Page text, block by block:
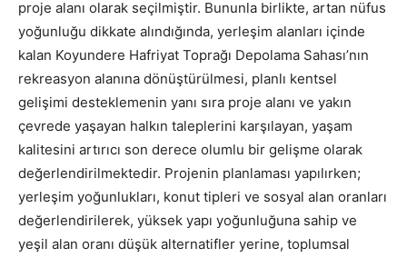
proje alanı olarak seçilmiştir. Bununla birlikte, artan nüfus
yoğunluğu dikkate alındığında, yerleşim alanları içinde
kalan Koyundere Hafriyat Toprağı Depolama Sahası’nın
rekreasyon alanına dönüştürülmesi, planlı kentsel
gelişimi desteklemenin yanı sıra proje alanı ve yakın
çevrede yaşayan halkın taleplerini karşılayan, yaşam
kalitesini artırıcı son derece olumlu bir gelişme olarak
değerlendirilmektedir. Projenin planlaması yapılırken;
yerleşim yoğunlukları, konut tipleri ve sosyal alan oranları
değerlendirilerek, yüksek yapı yoğunluğuna sahip ve
yeşil alan oranı düşük alternatifler yerine, toplumsal